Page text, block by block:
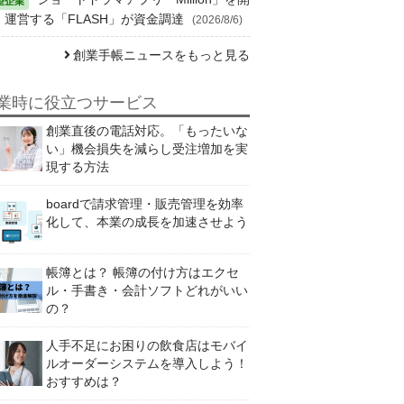
運営する「FLASH」が資金調達
(2026/8/6)
創業手帳ニュースをもっと見る
時に役立つサービス
創業直後の電話対応。「もったいな
い」機会損失を減らし受注増加を実
現する方法
boardで請求管理・販売管理を効率
化して、本業の成長を加速させよう
帳簿とは？ 帳簿の付け方はエクセ
ル・手書き・会計ソフトどれがいい
の？
人手不足にお困りの飲食店はモバイ
ルオーダーシステムを導入しよう！
おすすめは？